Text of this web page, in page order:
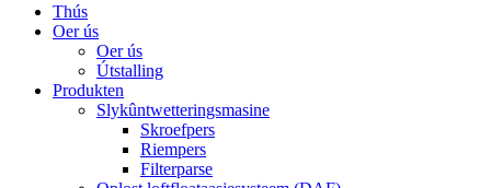
Thús
Oer ús
Oer ús
Útstalling
Produkten
Slykûntwetteringsmasine
Skroefpers
Riempers
Filterparse